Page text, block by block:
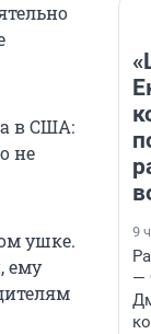
в США:
не
ушке.
ему
9
—